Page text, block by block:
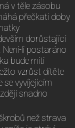
v těle zásobu
přečkati doby
dorůstající
li postaráno
bude míti
vzrůst dítěte
se vyvíjejícím
snadno
než strava